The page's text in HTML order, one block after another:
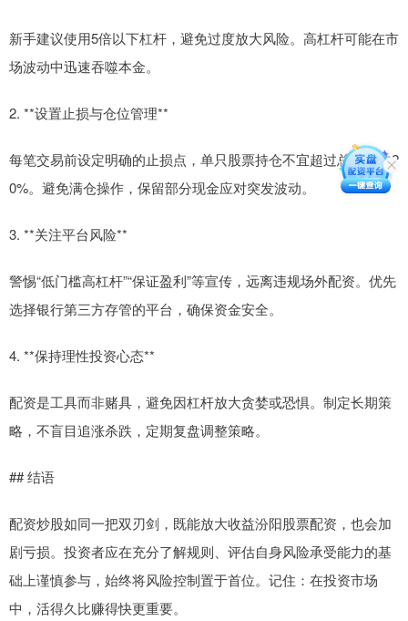
新手建议使用5倍以下杠杆，避免过度放大风险。高杠杆可能在市
场波动中迅速吞噬本金。
2. **设置止损与仓位管理**
每笔交易前设定明确的止损点，单只股票持仓不宜超过总资金的2
0%。避免满仓操作，保留部分现金应对突发波动。
3. **关注平台风险**
警惕“低门槛高杠杆”“保证盈利”等宣传，远离违规场外配资。优先
选择银行第三方存管的平台，确保资金安全。
4. **保持理性投资心态**
配资是工具而非赌具，避免因杠杆放大贪婪或恐惧。制定长期策
略，不盲目追涨杀跌，定期复盘调整策略。
## 结语
配资炒股如同一把双刃剑，既能放大收益汾阳股票配资，也会加
剧亏损。投资者应在充分了解规则、评估自身风险承受能力的基
础上谨慎参与，始终将风险控制置于首位。记住：在投资市场
中，活得久比赚得快更重要。